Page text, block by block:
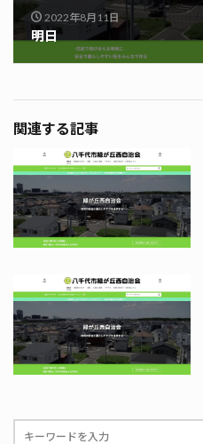
2022年8月11日
明日
関連する記事